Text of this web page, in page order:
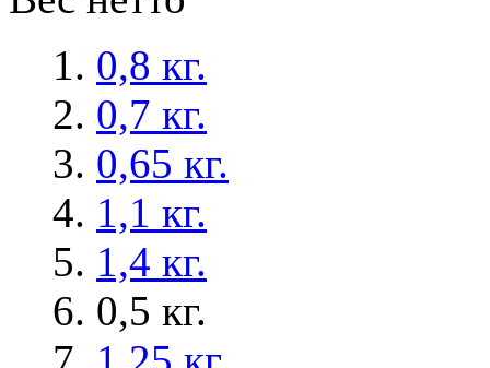
0,8 кг.
0,7 кг.
0,65 кг.
1,1 кг.
1,4 кг.
0,5 кг.